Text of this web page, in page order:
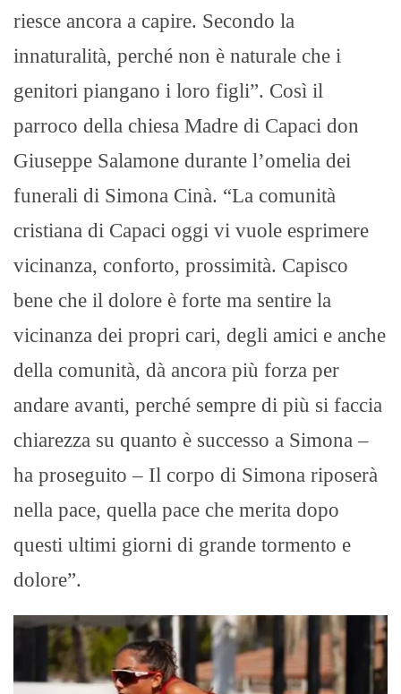
riesce ancora a capire. Secondo la
innaturalità, perché non è naturale che i
genitori piangano i loro figli”. Così il
parroco della chiesa Madre di Capaci don
Giuseppe Salamone durante l’omelia dei
funerali di Simona Cinà. “La comunità
cristiana di Capaci oggi vi vuole esprimere
vicinanza, conforto, prossimità. Capisco
bene che il dolore è forte ma sentire la
vicinanza dei propri cari, degli amici e anche
della comunità, dà ancora più forza per
andare avanti, perché sempre di più si faccia
chiarezza su quanto è successo a Simona –
ha proseguito – Il corpo di Simona riposerà
nella pace, quella pace che merita dopo
questi ultimi giorni di grande tormento e
dolore”.